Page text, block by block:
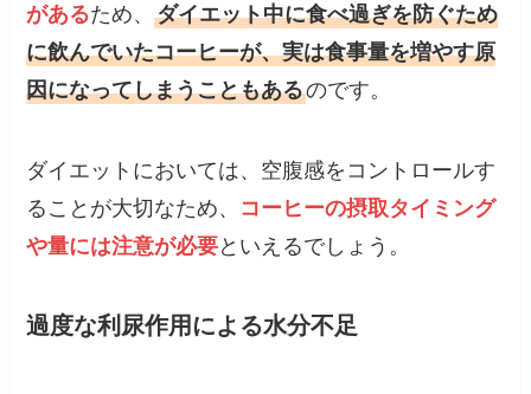
があるため、ダイエット中に食べ過ぎを防ぐため
に飲んでいたコーヒーが、実は食事量を増やす原
因になってしまうこともあるのです。
ダイエットにおいては、空腹感をコントロールす
ることが大切なため、 コーヒーの摂取タイミング
や量には注意が必要といえるでしょう。
過度な利尿作用による水分不足